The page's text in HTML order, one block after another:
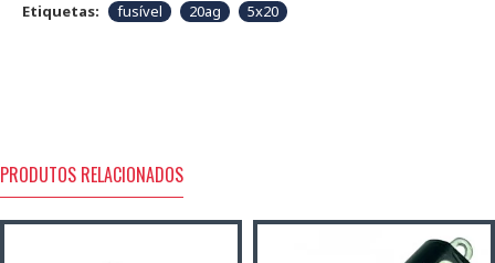
Etiquetas: fusível 20ag 5x20
PRODUTOS RELACIONADOS